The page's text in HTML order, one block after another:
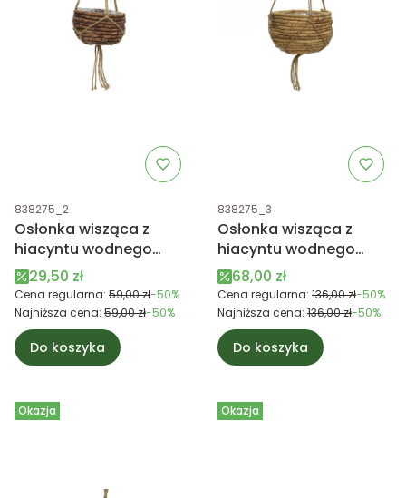
Kod produktu
838275_2
Osłonka wisząca z
hiacyntu wodnego
mała ciemna brązowa
Cena promocyjna
29,50 zł
Cena regularna: 59,00 zł-50%
Najniższa cena: 59,00 zł-50%
Do koszyka
Kod produktu
838275_3
Osłonka wisząca z
hiacyntu wodnego
duża brązowa
Cena promocyjna
68,00 zł
Cena regularna: 136,00 zł-50%
Najniższa cena: 136,00 zł-50%
Do koszyka
Okazja Okazja